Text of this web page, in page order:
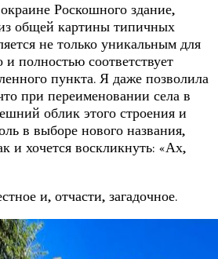
Роскошного здание,
общей картины типичных
не только уникальным для
полностью соответствует
пункта. Я даже позволила
при переименовании села в
облик этого строения и
в выборе нового названия,
и хочется воскликнуть: «Ах,
и, отчасти, загадочное.